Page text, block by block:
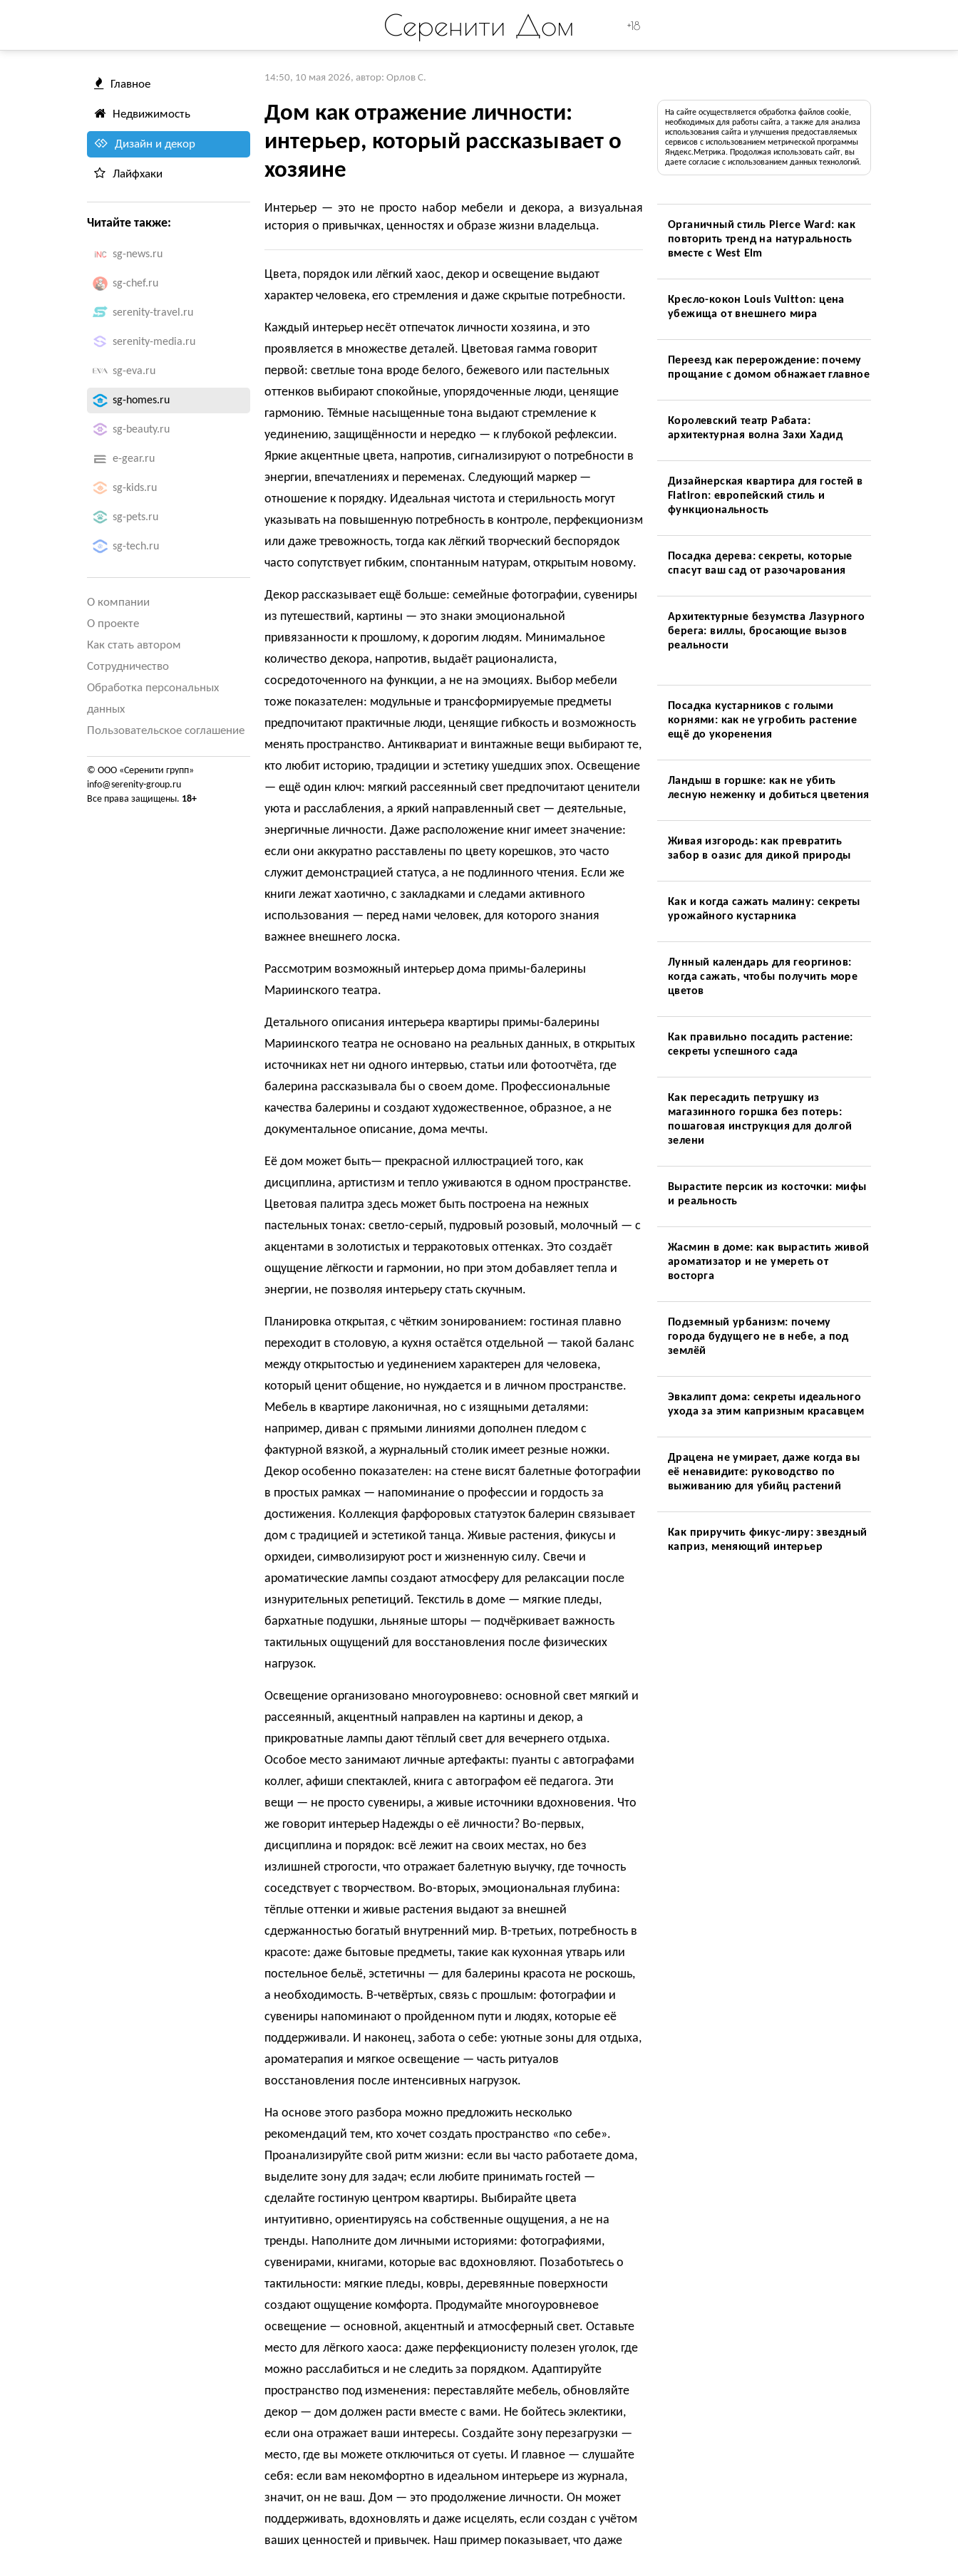
Серенити Дом +18
Главное
Недвижимость
Дизайн и декор
Лайфхаки
Читайте также:
sg-news.ru
sg-chef.ru
serenity-travel.ru
serenity-media.ru
sg-eva.ru
sg-homes.ru
sg-beauty.ru
e-gear.ru
sg-kids.ru
sg-pets.ru
sg-tech.ru
О компании
О проекте
Как стать автором
Сотрудничество
Обработка персональных
данных
Пользовательское соглашение
© ООО «Серенити групп»
info@serenity-group.ru
Все права защищены. 18+
14:50, 10 мая 2026, автор: Орлов С.
Дом как отражение личности:
интерьер, который рассказывает о
хозяине
Интерьер — это не просто набор мебели и декора, а визуальная
история о привычках, ценностях и образе жизни владельца.
Цвета, порядок или лёгкий хаос, декор и освещение выдают
характер человека, его стремления и даже скрытые потребности.
Каждый интерьер несёт отпечаток личности хозяина, и это
проявляется в множестве деталей. Цветовая гамма говорит
первой: светлые тона вроде белого, бежевого или пастельных
оттенков выбирают спокойные, упорядоченные люди, ценящие
гармонию. Тёмные насыщенные тона выдают стремление к
уединению, защищённости и нередко — к глубокой рефлексии.
Яркие акцентные цвета, напротив, сигнализируют о потребности в
энергии, впечатлениях и переменах. Следующий маркер —
отношение к порядку. Идеальная чистота и стерильность могут
указывать на повышенную потребность в контроле, перфекционизм
или даже тревожность, тогда как лёгкий творческий беспорядок
часто сопутствует гибким, спонтанным натурам, открытым новому.
Декор рассказывает ещё больше: семейные фотографии, сувениры
из путешествий, картины — это знаки эмоциональной
привязанности к прошлому, к дорогим людям. Минимальное
количество декора, напротив, выдаёт рационалиста,
сосредоточенного на функции, а не на эмоциях. Выбор мебели
тоже показателен: модульные и трансформируемые предметы
предпочитают практичные люди, ценящие гибкость и возможность
менять пространство. Антиквариат и винтажные вещи выбирают те,
кто любит историю, традиции и эстетику ушедших эпох. Освещение
— ещё один ключ: мягкий рассеянный свет предпочитают ценители
уюта и расслабления, а яркий направленный свет — деятельные,
энергичные личности. Даже расположение книг имеет значение:
если они аккуратно расставлены по цвету корешков, это часто
служит демонстрацией статуса, а не подлинного чтения. Если же
книги лежат хаотично, с закладками и следами активного
использования — перед нами человек, для которого знания
важнее внешнего лоска.
Рассмотрим возможный интерьер дома примы-балерины
Мариинского театра.
Детального описания интерьера квартиры примы-балерины
Мариинского театра не основано на реальных данных, в открытых
источниках нет ни одного интервью, статьи или фотоотчёта, где
балерина рассказывала бы о своем доме. Профессиональные
качества балерины и создают художественное, образное, а не
документальное описание, дома мечты.
Её дом может быть— прекрасной иллюстрацией того, как
дисциплина, артистизм и тепло уживаются в одном пространстве.
Цветовая палитра здесь может быть построена на нежных
пастельных тонах: светло-серый, пудровый розовый, молочный — с
акцентами в золотистых и терракотовых оттенках. Это создаёт
ощущение лёгкости и гармонии, но при этом добавляет тепла и
энергии, не позволяя интерьеру стать скучным.
Планировка открытая, с чётким зонированием: гостиная плавно
переходит в столовую, а кухня остаётся отдельной — такой баланс
между открытостью и уединением характерен для человека,
который ценит общение, но нуждается и в личном пространстве.
Мебель в квартире лаконичная, но с изящными деталями:
например, диван с прямыми линиями дополнен пледом с
фактурной вязкой, а журнальный столик имеет резные ножки.
Декор особенно показателен: на стене висят балетные фотографии
в простых рамках — напоминание о профессии и гордость за
достижения. Коллекция фарфоровых статуэток балерин связывает
дом с традицией и эстетикой танца. Живые растения, фикусы и
орхидеи, символизируют рост и жизненную силу. Свечи и
ароматические лампы создают атмосферу для релаксации после
изнурительных репетиций. Текстиль в доме — мягкие пледы,
бархатные подушки, льняные шторы — подчёркивает важность
тактильных ощущений для восстановления после физических
нагрузок.
Освещение организовано многоуровнево: основной свет мягкий и
рассеянный, акцентный направлен на картины и декор, а
прикроватные лампы дают тёплый свет для вечернего отдыха.
Особое место занимают личные артефакты: пуанты с автографами
коллег, афиши спектаклей, книга с автографом её педагога. Эти
вещи — не просто сувениры, а живые источники вдохновения. Что
же говорит интерьер Надежды о её личности? Во-первых,
дисциплина и порядок: всё лежит на своих местах, но без
излишней строгости, что отражает балетную выучку, где точность
соседствует с творчеством. Во-вторых, эмоциональная глубина:
тёплые оттенки и живые растения выдают за внешней
сдержанностью богатый внутренний мир. В-третьих, потребность в
красоте: даже бытовые предметы, такие как кухонная утварь или
постельное бельё, эстетичны — для балерины красота не роскошь,
а необходимость. В-четвёртых, связь с прошлым: фотографии и
сувениры напоминают о пройденном пути и людях, которые её
поддерживали. И наконец, забота о себе: уютные зоны для отдыха,
ароматерапия и мягкое освещение — часть ритуалов
восстановления после интенсивных нагрузок.
На основе этого разбора можно предложить несколько
рекомендаций тем, кто хочет создать пространство «по себе».
Проанализируйте свой ритм жизни: если вы часто работаете дома,
выделите зону для задач; если любите принимать гостей —
сделайте гостиную центром квартиры. Выбирайте цвета
интуитивно, ориентируясь на собственные ощущения, а не на
тренды. Наполните дом личными историями: фотографиями,
сувенирами, книгами, которые вас вдохновляют. Позаботьтесь о
тактильности: мягкие пледы, ковры, деревянные поверхности
создают ощущение комфорта. Продумайте многоуровневое
освещение — основной, акцентный и атмосферный свет. Оставьте
место для лёгкого хаоса: даже перфекционисту полезен уголок, где
можно расслабиться и не следить за порядком. Адаптируйте
пространство под изменения: переставляйте мебель, обновляйте
декор — дом должен расти вместе с вами. Не бойтесь эклектики,
если она отражает ваши интересы. Создайте зону перезагрузки —
место, где вы можете отключиться от суеты. И главное — слушайте
себя: если вам некомфортно в идеальном интерьере из журнала,
значит, он не ваш. Дом — это продолжение личности. Он может
поддерживать, вдохновлять и даже исцелять, если создан с учётом
ваших ценностей и привычек. Наш пример показывает, что даже
На сайте осуществляется обработка файлов cookie,
необходимых для работы сайта, а также для анализа
использования сайта и улучшения предоставляемых
сервисов с использованием метрической программы
Яндекс.Метрика. Продолжая использовать сайт, вы
даете согласие с использованием данных технологий.
Органичный стиль Pierce Ward: как
повторить тренд на натуральность
вместе с West Elm
Кресло-кокон Louis Vuitton: цена
убежища от внешнего мира
Переезд как перерождение: почему
прощание с домом обнажает главное
Королевский театр Рабата:
архитектурная волна Захи Хадид
Дизайнерская квартира для гостей в
Flatiron: европейский стиль и
функциональность
Посадка дерева: секреты, которые
спасут ваш сад от разочарования
Архитектурные безумства Лазурного
берега: виллы, бросающие вызов
реальности
Посадка кустарников с голыми
корнями: как не угробить растение
ещё до укоренения
Ландыш в горшке: как не убить
лесную неженку и добиться цветения
Живая изгородь: как превратить
забор в оазис для дикой природы
Как и когда сажать малину: секреты
урожайного кустарника
Лунный календарь для георгинов:
когда сажать, чтобы получить море
цветов
Как правильно посадить растение:
секреты успешного сада
Как пересадить петрушку из
магазинного горшка без потерь:
пошаговая инструкция для долгой
зелени
Вырастите персик из косточки: мифы
и реальность
Жасмин в доме: как вырастить живой
ароматизатор и не умереть от
восторга
Подземный урбанизм: почему
города будущего не в небе, а под
землёй
Эвкалипт дома: секреты идеального
ухода за этим капризным красавцем
Драцена не умирает, даже когда вы
её ненавидите: руководство по
выживанию для убийц растений
Как приручить фикус-лиру: звездный
каприз, меняющий интерьер